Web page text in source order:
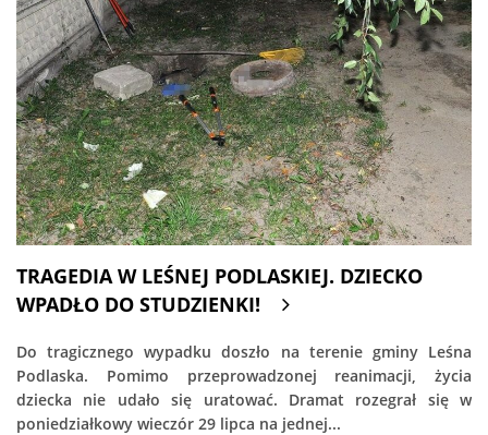
TRAGEDIA W LEŚNEJ PODLASKIEJ. DZIECKO
WPADŁO DO STUDZIENKI!
Do tragicznego wypadku doszło na terenie gminy Leśna
Podlaska. Pomimo przeprowadzonej reanimacji, życia
dziecka nie udało się uratować. Dramat rozegrał się w
poniedziałkowy wieczór 29 lipca na jednej...